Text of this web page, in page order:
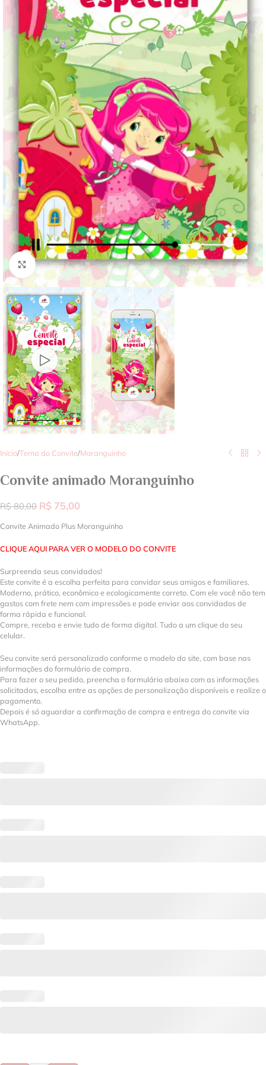
Clique para ampliar
Início/Tema do Convite/Moranguinho
Convite animado Moranguinho
R$80,00 R$ 75,00
Convite Animado Plus Moranguinho
CLIQUE AQUI PARA VER O MODELO DO CONVITE
Surpreenda seus convidados!
Este convite é a escolha perfeita para convidar seus amigos e familiares.
Moderno, prático, econômico e ecologicamente correto. Com ele você não tem
gastos com frete nem com impressões e pode enviar aos convidados de
forma rápida e funcional.
Compre, receba e envie tudo de forma digital. Tudo a um clique do seu
celular.
Seu convite será personalizado conforme o modelo do site, com base nas
informações do formulário de compra.
Para fazer o seu pedido, preencha o formulário abaixo com as informações
solicitadas, escolha entre as opções de personalização disponíveis e realize o
pagamento.
Depois é só aguardar a confirmação de compra e entrega do convite via
WhatsApp.